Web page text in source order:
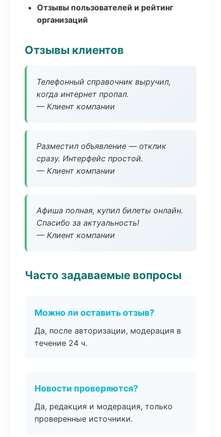
Отзывы пользователей и рейтинг
организаций
Отзывы клиентов
Телефонный справочник выручил,
когда интернет пропал.
— Клиент компании
Разместил объявление — отклик
сразу. Интерфейс простой.
— Клиент компании
Афиша полная, купил билеты онлайн.
Спасибо за актуальность!
— Клиент компании
Часто задаваемые вопросы
Можно ли оставить отзыв?
Да, после авторизации, модерация в
течение 24 ч.
Новости проверяются?
Да, редакция и модерация, только
проверенные источники.